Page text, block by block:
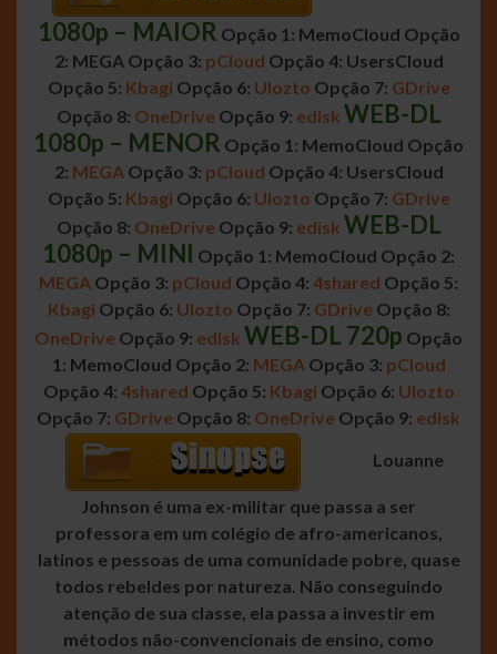
1080p – MAIOR Opção 1: MemoCloud Opção
2: MEGA Opção 3: pCloud Opção 4: UsersCloud
Opção 5: Kbagi Opção 6: Ulozto Opção 7: GDrive
Opção 8: OneDrive Opção 9: edisk WEB-DL
1080p – MENOR Opção 1: MemoCloud Opção
2: MEGA Opção 3: pCloud Opção 4: UsersCloud
Opção 5: Kbagi Opção 6: Ulozto Opção 7: GDrive
Opção 8: OneDrive Opção 9: edisk WEB-DL
1080p – MINI Opção 1: MemoCloud Opção 2:
MEGA Opção 3: pCloud Opção 4: 4shared Opção 5:
Kbagi Opção 6: Ulozto Opção 7: GDrive Opção 8:
OneDrive Opção 9: edisk WEB-DL 720p Opção
1: MemoCloud Opção 2: MEGA Opção 3: pCloud
Opção 4: 4shared Opção 5: Kbagi Opção 6: Ulozto
Opção 7: GDrive Opção 8: OneDrive Opção 9: edisk
Louanne
Johnson é uma ex-militar que passa a ser
professora em um colégio de afro-americanos,
latinos e pessoas de uma comunidade pobre, quase
todos rebeldes por natureza. Não conseguindo
atenção de sua classe, ela passa a investir em
métodos não-convencionais de ensino, como